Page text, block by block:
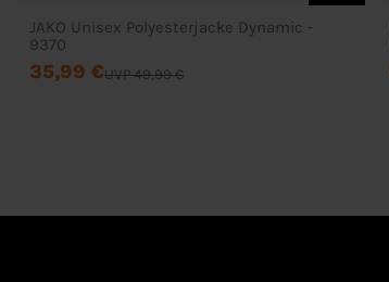
JAKO Unisex Polyesterjacke Dynamic -
9370
UVP 49,99 €
35,99 €